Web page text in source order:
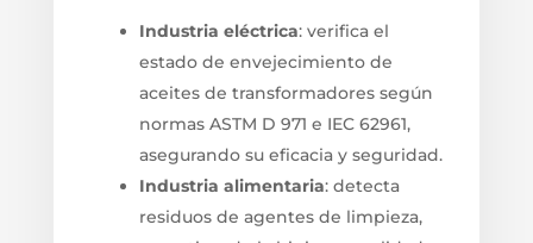
Industria eléctrica: verifica el
estado de envejecimiento de
aceites de transformadores según
normas ASTM D 971 e IEC 62961,
asegurando su eficacia y seguridad.
Industria alimentaria: detecta
residuos de agentes de limpieza,